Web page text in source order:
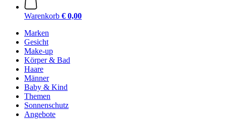
Warenkorb € 0,00
Marken
Gesicht
Make-up
Körper & Bad
Haare
Männer
Baby & Kind
Themen
Sonnenschutz
Angebote